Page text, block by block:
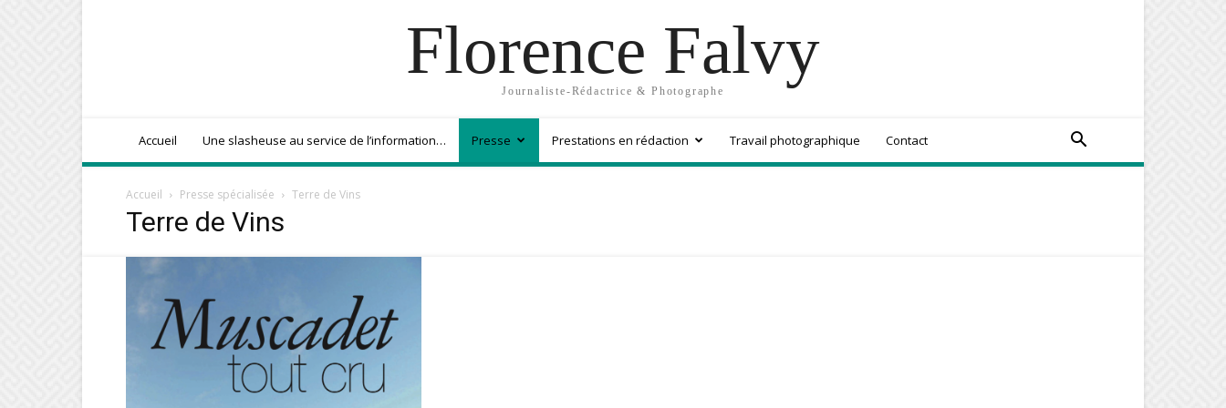
Florence Falvy
Journaliste-Rédactrice & Photographe
Accueil Une slasheuse au service de l’information… Presse Prestations en rédaction Travail photographique Contact
Accueil Presse spécialisée Terre de Vins
Terre de Vins